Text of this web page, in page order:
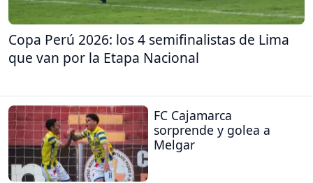
Copa Perú 2026: los 4 semifinalistas de Lima
que van por la Etapa Nacional
FC Cajamarca
sorprende y golea a
Melgar